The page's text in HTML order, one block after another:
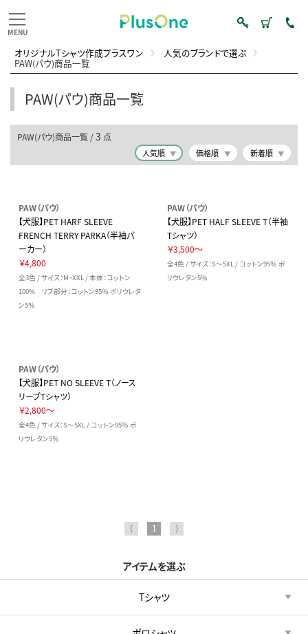
オリジナルTシャツ作成プラスワン 人気のブランドで選ぶ
PAW(パウ)商品一覧
PAW(パウ)商品一覧
PAW(パウ)商品一覧 /3 点
人気順 価格順 新着順
PAW（パウ）
【犬服】PET HARF SLEEVE
FRENCH TERRY PARKA（半袖パ
ーカー）
￥4,800
全3色 / サイズ：M~XXL / 本体：コットン
100% リブ部分：コットン95％ ポリウレタ
ン5％
PAW（パウ）
【犬服】PET HALF SLEEVE T（半袖
Tシャツ）
￥3,500～
全4色 / サイズ：S～5XL / コットン95％ ポ
リウレタン5％
PAW（パウ）
【犬服】PET NO SLEEVE T（ノース
リーブTシャツ）
￥2,800～
全4色 / サイズ：S～5XL / コットン95％ ポ
リウレタン5％
⟨ 1 ⟩
アイテムを選ぶ
Tシャツ